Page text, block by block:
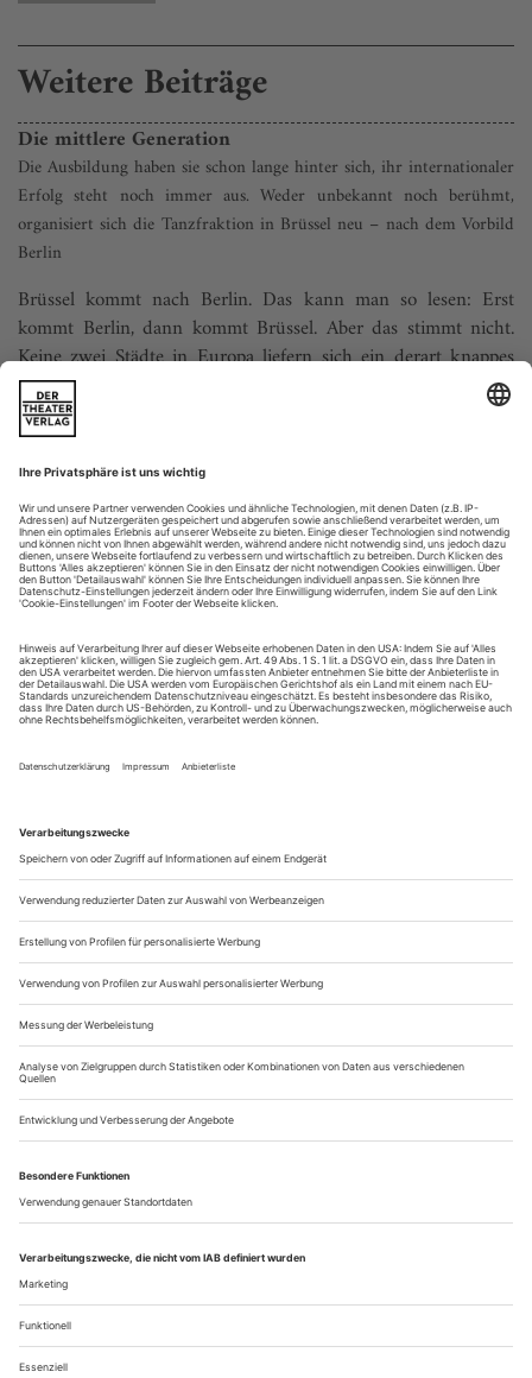
Weitere Beiträge
Die mittlere Generation
Die Ausbildung haben sie schon lange hinter sich, ihr internationaler
Erfolg steht noch immer aus. Weder unbekannt noch berühmt,
organisiert sich die Tanzfraktion in Brüssel neu – nach dem Vorbild
Berlin
Brüssel kommt nach Berlin. Das kann man so lesen: Erst
kommt Berlin, dann kommt Brüssel. Aber das stimmt nicht.
Keine zwei Städte in Europa liefern sich ein derart knappes
Kopf-an-Kopf-Rennen um ihre Bedeutung für die
zeitgenössische Tanzkunst wie diese beiden Metropolen. Nun
stattet Brüssel einen offiziellen Besuch in Berlin ab. Neun
Künstler kommen an die Spree,...
Ausstellungen, Screenings, Ausblicke November 2017
Ausstellung
Die Wenigsten werden von Anna Jula Elenbogen jemals
gehört haben. Auch ­unter ihrem Künstlernamen Jula Géris ist
die Ausdruckstänzerin heutzutage kaum ein Begriff. Allenfalls
erinnert man sich der Polin als Muse ihres Mannes Eric
Isenburger. Schon während ihrer Ausbildung an der Schule
Tanzschulen November 2017
Bad Soden
Ballettschule Ulrike Niederreiter
Dipl. Ballettpädag. Ballett/Jazz/Modern/Charakter/tänzerische
Früherziehung. Ausbildung bis zur Akademiereife.
Ballettmärchen.
An der Trinkhalle 2B, D-65812 Bad Soden/Ts., Tel. +49-
6196-228 49
www.ballett-badsoden.de
Bamberg
Tanzwerkstatt
Stätte für Zeitgenössischen Tanz. Nürnberger Straße 108 k,
D-96050 Bamberg
Tel. +49-951-246...
Über uns Kontakt Kritikerumfrage Newsletter